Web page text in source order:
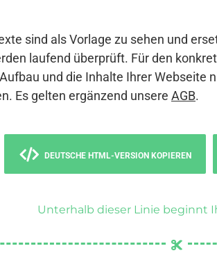
sind als Vorlage zu sehen und
laufend überprüft. Für den
und die Inhalte Ihrer
Es gelten ergänzend unsere AGB.
DEUTSCHE HTML-VERSION KOPIEREN
Unterhalb dieser Linie beginnt